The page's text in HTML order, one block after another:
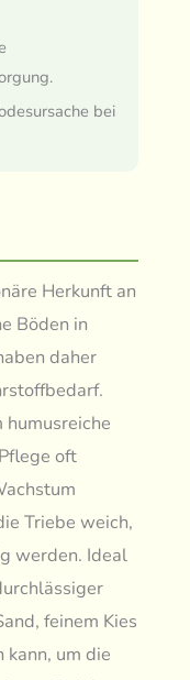
bei
Herkunft an
Böden in
daher
oft
Triebe weich,
werden. Ideal
feinem Kies
um die